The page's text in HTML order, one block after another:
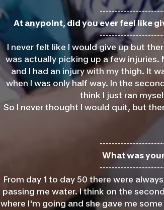
At anypoint, did you ever feel like
I never felt like I would give up but
was actually picking up a few
and I had an injury with my thigh. It
when I was only half way. In the
think I just ran
So I never thought I would quit, but
What was
From day 1 to day 50 there were
passing me water. I think on the
where I'm going and she gave me